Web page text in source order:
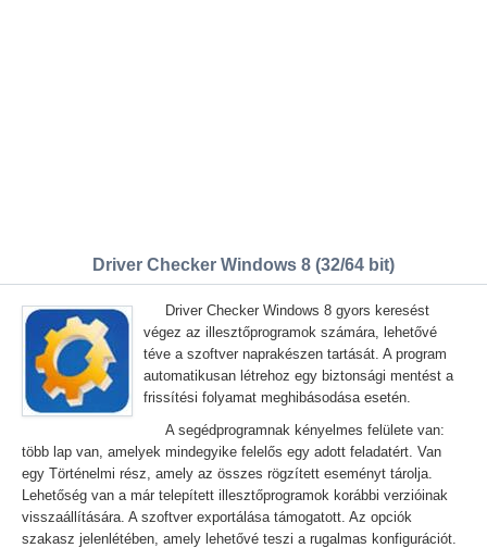
Driver Checker Windows 8 (32/64 bit)
Driver Checker Windows 8 gyors keresést
végez az illesztőprogramok számára, lehetővé
téve a szoftver naprakészen tartását. A program
automatikusan létrehoz egy biztonsági mentést a
frissítési folyamat meghibásodása esetén.
A segédprogramnak kényelmes felülete van:
több lap van, amelyek mindegyike felelős egy adott feladatért. Van
egy Történelmi rész, amely az összes rögzített eseményt tárolja.
Lehetőség van a már telepített illesztőprogramok korábbi verzióinak
visszaállítására. A szoftver exportálása támogatott. Az opciók
szakasz jelenlétében, amely lehetővé teszi a rugalmas konfigurációt.